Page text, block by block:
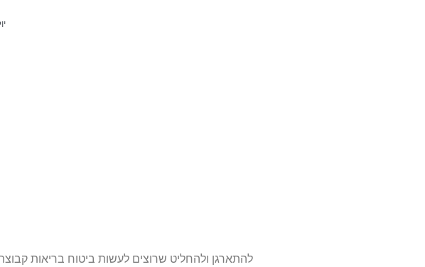
יולי
להתארגן ולהחליט שרוצים לעשות ביטוח בריאות